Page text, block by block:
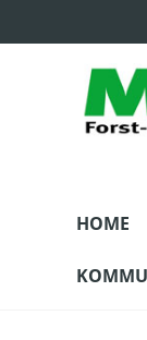
HOME